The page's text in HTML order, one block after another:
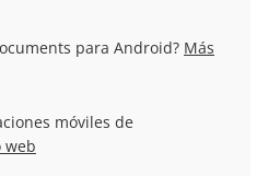
para Android? Más
móviles de
web